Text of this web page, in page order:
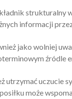
informacji
jako wolniej
źródle
utrzymać uczucie
może